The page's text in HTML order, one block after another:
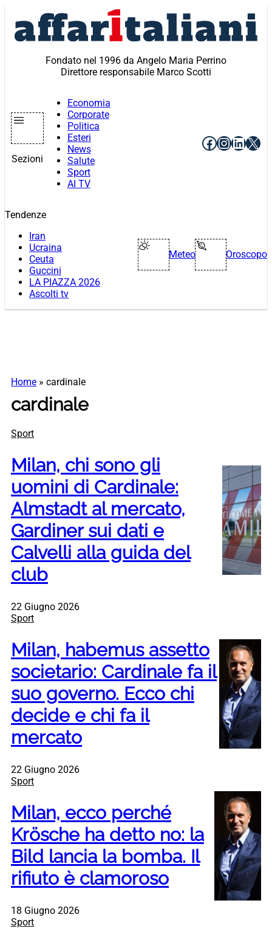
contenuto
Fondato nel 1996 da Angelo Maria Perrino
Direttore responsabile Marco Scotti
Sezioni
Economia
Corporate
Politica
Esteri
News
Salute
Sport
AI TV
Facebook
X
Tendenze
Iran
Ucraina
Ceuta
Guccini
LA PIAZZA 2026
Ascolti tv
Meteo Oroscopo
Home » cardinale
cardinale
Sport
Milan, chi sono gli
uomini di Cardinale:
Almstadt al mercato,
Gardiner sui dati e
Calvelli alla guida del
club
22 Giugno 2026
Sport
Milan, habemus assetto
societario: Cardinale fa il
suo governo. Ecco chi
decide e chi fa il
mercato
22 Giugno 2026
Sport
Milan, ecco perché
Krösche ha detto no: la
Bild lancia la bomba. Il
rifiuto è clamoroso
18 Giugno 2026
Sport